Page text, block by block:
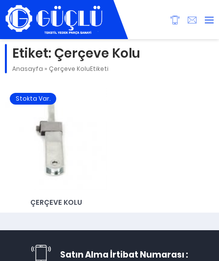
Etiket: Çerçeve Kolu
Anasayfa » Çerçeve KoluEtiketi
Stokta Var.
ÇERÇEVE KOLU
Satın Alma İrtibat Numarası :